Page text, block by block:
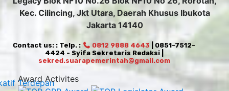
Kec. Cilincing, Jkt Utara, Daerah Khusus Ibukota
Jakarta 14140
Contact us: : Telp. : 0812 9888 4643 | 0851-7512-
4424 - Syifa Sekretaris Redaksi |
sekred.suarapemerintah@gmail.com
Award Activites